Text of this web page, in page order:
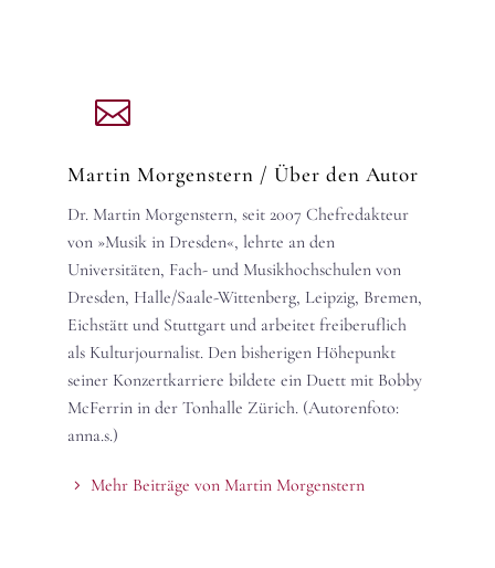
Martin Morgenstern / Über den Autor
Dr. Martin Morgenstern, seit 2007 Chefredakteur
von »Musik in Dresden«, lehrte an den
Universitäten, Fach- und Musikhochschulen von
Dresden, Halle/Saale-Wittenberg, Leipzig, Bremen,
Eichstätt und Stuttgart und arbeitet freiberuflich
als Kulturjournalist. Den bisherigen Höhepunkt
seiner Konzertkarriere bildete ein Duett mit Bobby
McFerrin in der Tonhalle Zürich. (Autorenfoto:
anna.s.)
Mehr Beiträge von Martin Morgenstern